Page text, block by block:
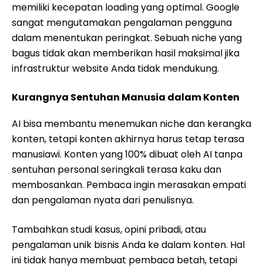
memiliki kecepatan loading yang optimal. Google
sangat mengutamakan pengalaman pengguna
dalam menentukan peringkat. Sebuah niche yang
bagus tidak akan memberikan hasil maksimal jika
infrastruktur website Anda tidak mendukung.
Kurangnya Sentuhan Manusia dalam Konten
AI bisa membantu menemukan niche dan kerangka
konten, tetapi konten akhirnya harus tetap terasa
manusiawi. Konten yang 100% dibuat oleh AI tanpa
sentuhan personal seringkali terasa kaku dan
membosankan. Pembaca ingin merasakan empati
dan pengalaman nyata dari penulisnya.
Tambahkan studi kasus, opini pribadi, atau
pengalaman unik bisnis Anda ke dalam konten. Hal
ini tidak hanya membuat pembaca betah, tetapi